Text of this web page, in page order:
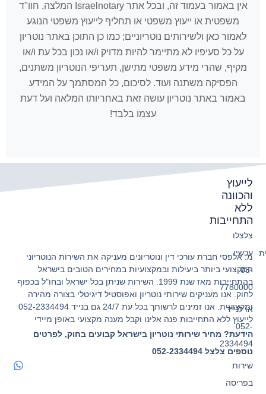
אין באמור בעמוד זה, ובכל אתר Israelnotary המלצה, חוו"ד
משפטית או ייעוץ משפטי או תחליף לייעוץ משפטי הנוגע
לאמור כאן ולשירותים נוטריוניים; כמו כן התוכן באתר נוטריון
על כל סעיפיו לא מתיימר להיות מדויק ו/או נכון בכל עת ו/או
מקיף, שהרי מידע משפטי מתישן, תעריפי הנוטריון משתנים,
הפסיקה משתנה ועוד. לסיכום, כל המסתמך על המידע
באמור באתר נוטריון עושה זאת באחריותו המלאה ועל דעת
עצמו בלבד!
מ. אלפסי חברת עורכי דין ונוטריונים מעניקה את השירות הנוטריוני
המקצועי ביותר ביעילות ובמקצועיות במחירים הטובים בישראל
בהתחייבות מאז שנת 1999. השירות שניתן בכל ישראל ובחו"ל בכפוף
לחוק. אנו מעניקים שירותי נוטריון ואפוסטיל דיגיטלי בצורה מהירה
ומקצועית. אנו זמינים לרשותך בכל עת 24/7 גם בנייד 052-2334494
לייעוץ ללא התחייבות פנה אלינו וקבל מענה מקצועי באופן מיידי
הידעת? מחיר שירותי נוטריון בישראל קבועים בחוק, לפרטים
נוספים צלצל 052-2334494
לייעוץ
והכוונה
ללא
התחייבות
צלצלו
עכשיו
03-
7780000
או לנייד
052-
2334494
שירות
בפריסה